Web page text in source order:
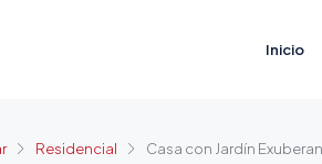
Inicio
Residencial Casa con Jardín